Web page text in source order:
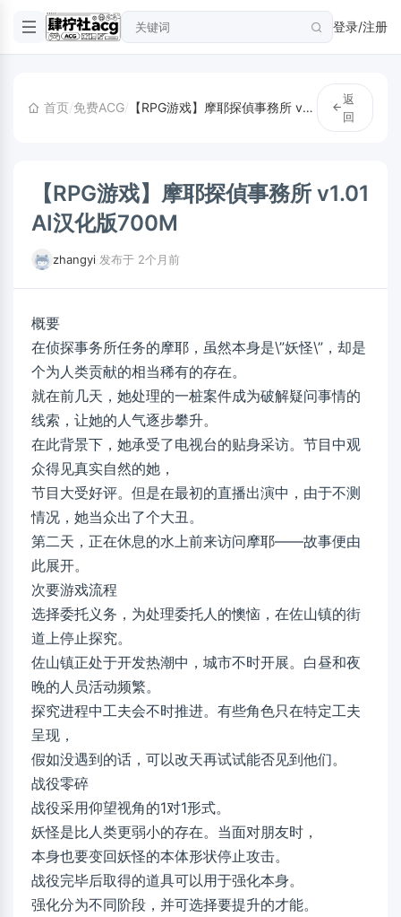
登录/注册
首页/免费ACG/ 【RPG游戏】摩耶探偵事務所 v1.01 AI汉化版700M
返
回
【RPG游戏】摩耶探偵事務所 v1.01
AI汉化版700M
zhangyi 发布于 2个月前
概要
在侦探事务所任务的摩耶，虽然本身是\”妖怪\”，却是
个为人类贡献的相当稀有的存在。
就在前几天，她处理的一桩案件成为破解疑问事情的
线索，让她的人气逐步攀升。
在此背景下，她承受了电视台的贴身采访。节目中观
众得见真实自然的她，
节目大受好评。但是在最初的直播出演中，由于不测
情况，她当众出了个大丑。
第二天，正在休息的水上前来访问摩耶——故事便由
此展开。
次要游戏流程
选择委托义务，为处理委托人的懊恼，在佐山镇的街
道上停止探究。
佐山镇正处于开发热潮中，城市不时开展。白昼和夜
晚的人员活动频繁。
探究进程中工夫会不时推进。有些角色只在特定工夫
呈现，
假如没遇到的话，可以改天再试试能否见到他们。
战役零碎
战役采用仰望视角的1对1形式。
妖怪是比人类更弱小的存在。当面对朋友时，
本身也要变回妖怪的本体形状停止攻击。
战役完毕后取得的道具可以用于强化本身。
强化分为不同阶段，并可选择要提升的才能。